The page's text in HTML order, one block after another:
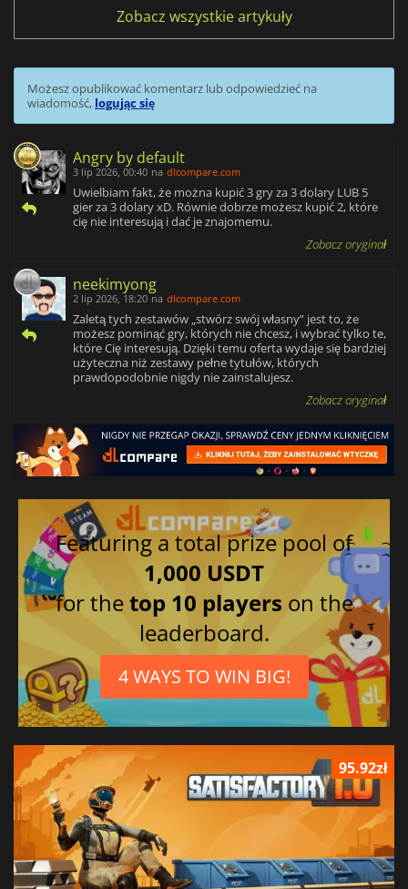
Zobacz wszystkie artykuły
Możesz opublikować komentarz lub odpowiedzieć na
wiadomość, logując się
Angry by default
3 lip 2026, 00:40 na dlcompare.com
Uwielbiam fakt, że można kupić 3 gry za 3 dolary LUB 5
gier za 3 dolary xD. Równie dobrze możesz kupić 2, które
cię nie interesują i dać je znajomemu.
Zobacz oryginał
neekimyong
2 lip 2026, 18:20 na dlcompare.com
Zaletą tych zestawów „stwórz swój własny” jest to, że
możesz pominąć gry, których nie chcesz, i wybrać tylko te,
które Cię interesują. Dzięki temu oferta wydaje się bardziej
użyteczna niż zestawy pełne tytułów, których
prawdopodobnie nigdy nie zainstalujesz.
Zobacz oryginał
Featuring a total prize pool of
1,000 USDT
for thetop 10 players on the
leaderboard.
4 WAYS TO WIN BIG!
95.92zł